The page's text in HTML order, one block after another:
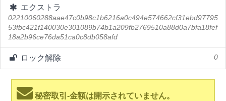
エクストラ
02210060288aae47c0b98c1b6216a0c494e574662cf31ebd97795
53fbc421f140030e301089b74b1a209fb2769510a88d0a7bfa18fef
18a2b96ce76da51ca0c8db058afd
ロック解除 0
秘密取引-金額は開示されていません。